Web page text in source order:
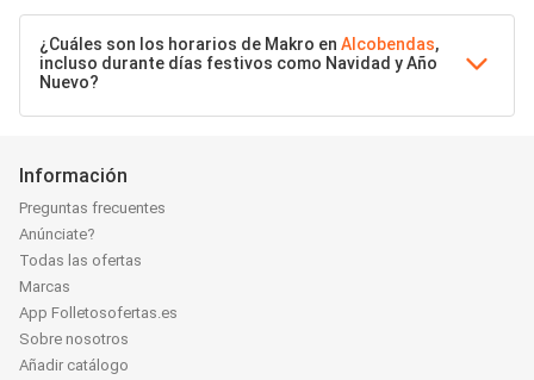
¿Cuáles son los horarios de Makro en Alcobendas,
incluso durante días festivos como Navidad y Año
Nuevo?
Información
Preguntas frecuentes
Anúnciate?
Todas las ofertas
Marcas
App Folletosofertas.es
Sobre nosotros
Añadir catálogo